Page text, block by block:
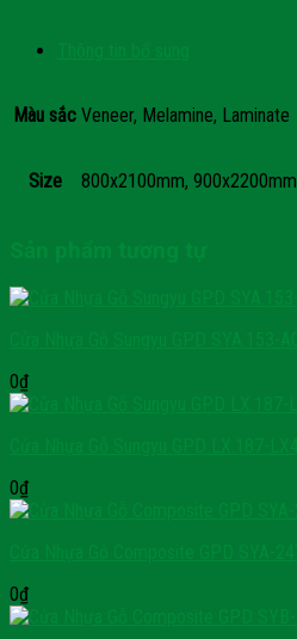
Màu sắc Veneer, Melamine, Laminate
Size 800x2100mm, 900x2200mm
0₫
0₫
0₫